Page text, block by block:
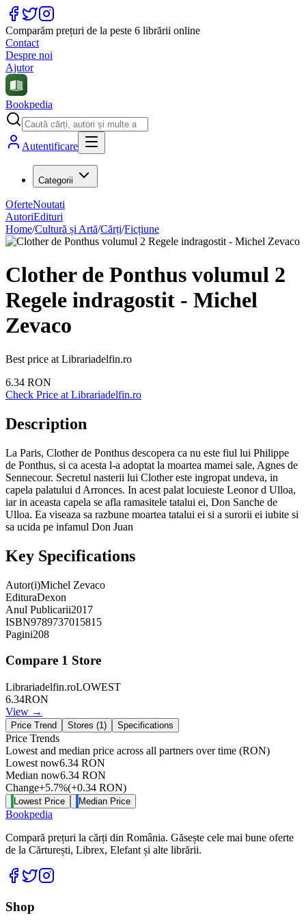
Comparăm prețuri de la peste 6 librării online
Contact
Despre noi
Ajutor
Bookpedia
Autentificare
Categorii
OferteNoutati
AutoriEdituri
Home/Cultură și Artă/Cărți/Ficțiune
Clother de Ponthus volumul 2
Regele indragostit - Michel
Zevaco
Best price at Librariadelfin.ro
6.34 RON
Check Price at Librariadelfin.ro
Description
La Paris, Clother de Ponthus descopera ca nu este fiul lui Philippe
de Ponthus, si ca acesta l-a adoptat la moartea mamei sale, Agnes de
Sennecour. Secretul nasterii lui Clother este ingropat undeva, in
capela palatului d Arronces. In acest palat locuieste Leonor d Ulloa,
iar in aceasta capela se afla ramasitele tatalui ei, Don Sanche de
Ulloa. Ea viseaza sa razbune moartea tatalui ei si a surorii ei iubite si
sa ucida pe infamul Don Juan
Key Specifications
Autor(i)Michel Zevaco
EdituraDexon
Anul Publicarii2017
ISBN9789737015815
Pagini208
Compare 1 Store
Librariadelfin.roLOWEST
6.34RON
View →
Price Trend Stores (1 ) Specifications
Price Trends
Lowest and median price across all partners over time (RON)
Lowest now6.34 RON
Median now6.34 RON
Change+5.7%(+0.34 RON)
Lowest Price Median Price
Bookpedia
Compară prețuri la cărți din România. Găsește cele mai bune oferte
de la Cărturești, Librex, Elefant și alte librării.
Facebook
Twitter
Shop